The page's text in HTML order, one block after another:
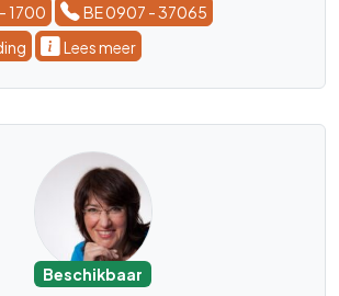
1700
BE 0907 - 37065
Lees meer
Beschikbaar